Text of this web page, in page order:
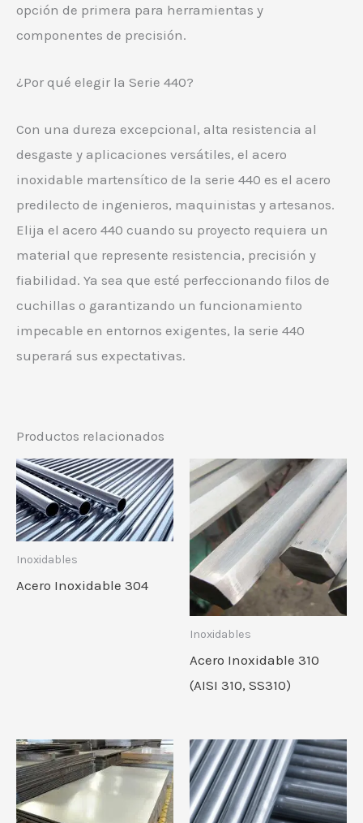
opción de primera para herramientas y
componentes de precisión.
¿Por qué elegir la Serie 440?
Con una dureza excepcional, alta resistencia al
desgaste y aplicaciones versátiles, el acero
inoxidable martensítico de la serie 440 es el acero
predilecto de ingenieros, maquinistas y artesanos.
Elija el acero 440 cuando su proyecto requiera un
material que represente resistencia, precisión y
fiabilidad. Ya sea que esté perfeccionando filos de
cuchillas o garantizando un funcionamiento
impecable en entornos exigentes, la serie 440
superará sus expectativas.
Productos relacionados
Inoxidables
Acero Inoxidable 304
Inoxidables
Acero Inoxidable 310
(AISI 310, SS310)